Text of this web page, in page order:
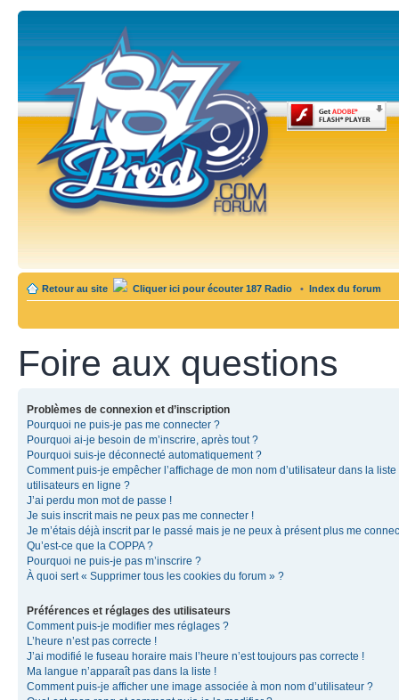
Retour au site Cliquer ici pour écouter 187 Radio • Index du forum
Foire aux questions
Problèmes de connexion et d’inscription
Pourquoi ne puis-je pas me connecter ?
Pourquoi ai-je besoin de m’inscrire, après tout ?
Pourquoi suis-je déconnecté automatiquement ?
Comment puis-je empêcher l’affichage de mon nom d’utilisateur dans la liste
utilisateurs en ligne ?
J’ai perdu mon mot de passe !
Je suis inscrit mais ne peux pas me connecter !
Je m’étais déjà inscrit par le passé mais je ne peux à présent plus me
Qu’est-ce que la COPPA ?
Pourquoi ne puis-je pas m’inscrire ?
À quoi sert « Supprimer tous les cookies du forum » ?
Préférences et réglages des utilisateurs
Comment puis-je modifier mes réglages ?
L’heure n’est pas correcte !
J’ai modifié le fuseau horaire mais l’heure n’est toujours pas correcte !
Ma langue n’apparaît pas dans la liste !
Comment puis-je afficher une image associée à mon nom d’utilisateur ?